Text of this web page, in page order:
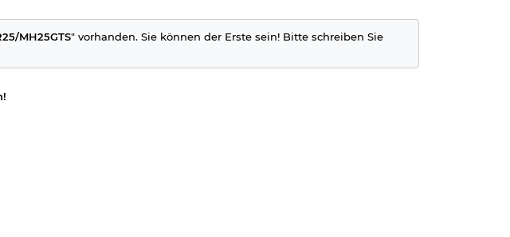
MH25GTS" vorhanden. Sie können der Erste sein! Bitte schreiben Sie